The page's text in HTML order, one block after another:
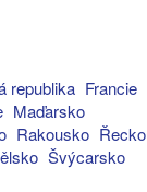
republika Francie
Maďarsko
Rakousko Řecko
Švýcarsko